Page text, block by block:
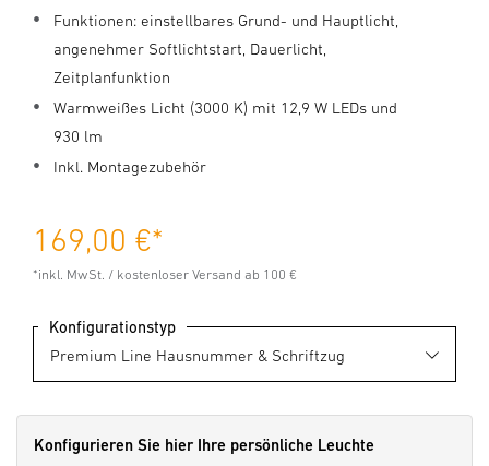
Funktionen: einstellbares Grund- und Hauptlicht,
angenehmer Softlichtstart, Dauerlicht,
Zeitplanfunktion
Warmweißes Licht (3000 K) mit 12,9 W LEDs und
930 lm
Inkl. Montagezubehör
169,00 €*
*inkl. MwSt. / kostenloser Versand ab 100 €
Konfigurationstyp
Konfigurieren Sie hier Ihre persönliche Leuchte